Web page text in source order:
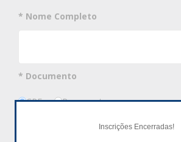
Inscrições Encerradas!
* Nome Completo
* Documento
CPF Passaporte
* Número Documento